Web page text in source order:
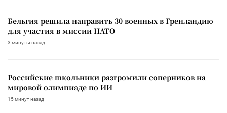
Бельгия решила направить 30 военных в Гренландию
для участия в миссии НАТО
3 минуты назад
Российские школьники разгромили соперников на
мировой олимпиаде по ИИ
15 минут назад